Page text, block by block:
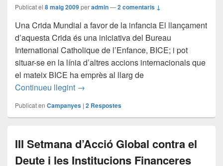
Publicat el 8 maig 2009peradmin—2 comentaris ↓
Una Crida Mundial a favor de la infancia El llançament
d’aquesta Crida és una iniciativa del Bureau
International Catholique de l’Enfance, BICE; i pot
situar-se en la línia d’altres accions internacionals que
el mateix BICE ha emprès al llarg de
Continueu llegint Una Crida Mundial a favor de la infancia
→
Publicat en Campanyes | 2 Respostes
III Setmana d’Acció Global contra el
Deute i les Institucions Financeres